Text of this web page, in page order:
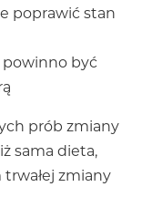
poprawić stan
powinno być
prób zmiany
sama dieta,
zmiany